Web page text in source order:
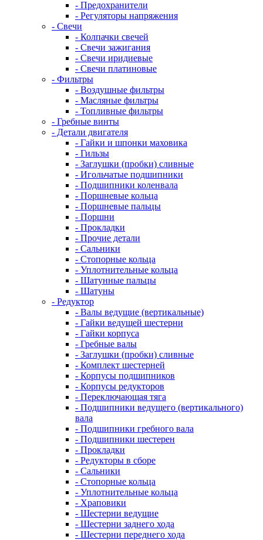
- Предохранители
- Регуляторы напряжения
- Свечи
- Колпачки свечей
- Свечи зажигания
- Свечи иридиевые
- Свечи платиновые
- Фильтры
- Воздушные фильтры
- Масляные фильтры
- Топливные фильтры
- Гребные винты
- Детали двигателя
- Гайки и шпонки маховика
- Гильзы
- Заглушки (пробки) сливные
- Игольчатые подшипники
- Подшипники коленвала
- Поршневые кольца
- Поршневые пальцы
- Поршни
- Прокладки
- Прочие детали
- Сальники
- Стопорные кольца
- Уплотнительные кольца
- Шатунные пальцы
- Шатуны
- Редуктор
- Валы ведущие (вертикальные)
- Гайки ведущей шестерни
- Гайки корпуса
- Гребные валы
- Заглушки (пробки) сливные
- Комплект шестерней
- Корпусы подшипников
- Корпусы редукторов
- Переключающая тяга
- Подшипники ведущего (вертикального)
вала
- Подшипники гребного вала
- Подшипники шестерен
- Прокладки
- Редукторы в сборе
- Сальники
- Стопорные кольца
- Уплотнительные кольца
- Храповики
- Шестерни ведущие
- Шестерни заднего хода
- Шестерни переднего хода